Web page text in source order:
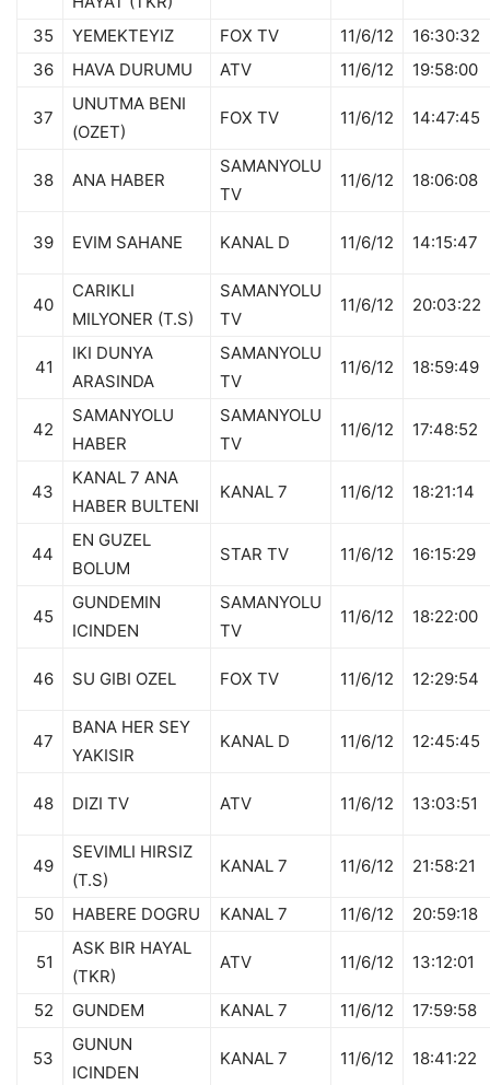
35
YEMEKTEYIZ FOX TV 11/6/12
16:30:32
36
HAVA DURUMU ATV 11/6/12 19:58:00
37
UNUTMA BENI
(OZET)
FOX TV 11/6/12 14:47:45
38 ANA HABER
SAMANYOLU
TV
11/6/12 18:06:08
39 EVIM SAHANE KANAL D 11/6/12 14:15:47
40
CARIKLI
MILYONER (T.S)
SAMANYOLU
TV
11/6/12 20:03:22
41
IKI DUNYA
ARASINDA
SAMANYOLU
TV
11/6/12 18:59:49
42
SAMANYOLU
HABER
SAMANYOLU
TV
11/6/12 17:48:52
43
KANAL 7 ANA
HABER BULTENI
KANAL 7 11/6/12 18:21:14
44
EN GUZEL
BOLUM
STAR TV 11/6/12 16:15:29
45
GUNDEMIN
ICINDEN
SAMANYOLU
TV
11/6/12 18:22:00
46 SU GIBI OZEL FOX TV 11/6/12 12:29:54
47
BANA HER SEY
YAKISIR
KANAL D 11/6/12 12:45:45
48 DIZI TV ATV 11/6/12 13:03:51
49
SEVIMLI HIRSIZ
(T.S)
KANAL 7 11/6/12 21:58:21
50 HABERE DOGRU KANAL 7 11/6/12 20:59:18
51
ASK BIR HAYAL
(TKR)
ATV 11/6/12 13:12:01
52 GUNDEM KANAL 7 11/6/12 17:59:58
53
GUNUN
ICINDEN
KANAL 7 11/6/12 18:41:22